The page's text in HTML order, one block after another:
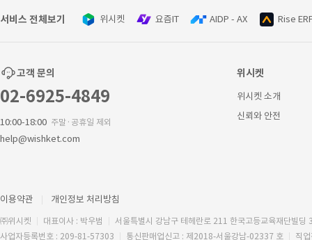
서비스 전체보기 위시켓 요즘IT AIDP - AX Rise
고객 문의
02-6925-4849
10:00-18:00 주말·공휴일 제외
help@wishket.com
위시켓
위시켓 소개
신뢰와 안전
이용약관 개인정보 처리방침
㈜위시켓 대표이사 : 박우범
서울특별시 강남구 테헤란로 211 한국고등교육재단빌딩
사업자등록번호 : 209-81-57303
통신판매업신고 : 제2018-서울강남-02337 호 직